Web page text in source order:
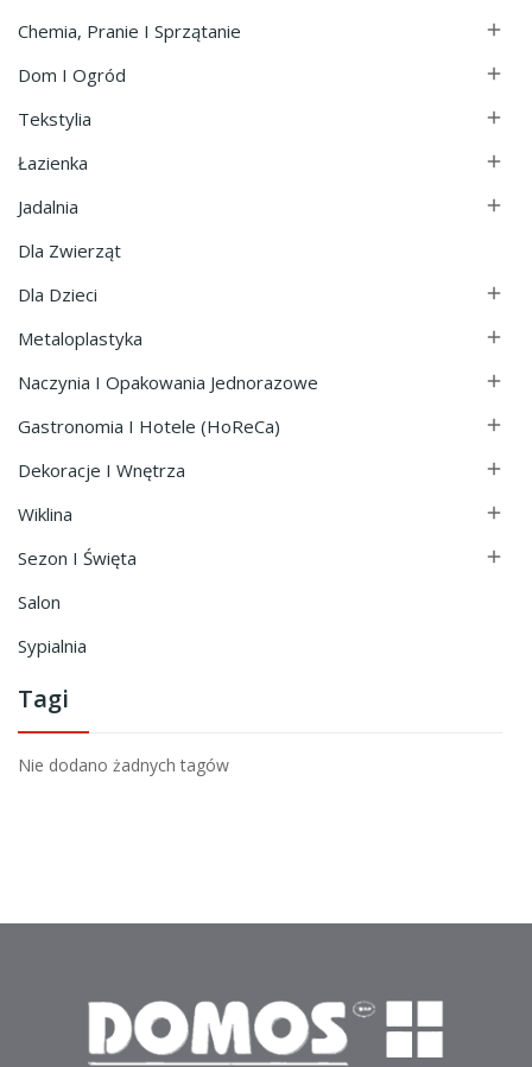
Chemia, Pranie I Sprzątanie 
Dom I Ogród 
Tekstylia 
Łazienka 
Jadalnia 
Dla Zwierząt
Dla Dzieci

Metaloplastyka 
Naczynia I Opakowania Jednorazowe 
Gastronomia I Hotele (HoReCa) 
Dekoracje I Wnętrza 
Wiklina 
Sezon I Święta 
Salon
Sypialnia
Tagi
Nie dodano żadnych tagów